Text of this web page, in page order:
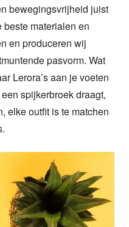
bewegingsvrijheid juist
beste materialen en
en produceren wij
pasvorm. Wat
Lerora’s aan je voeten
spijkerbroek draagt,
elke outfit is te matchen